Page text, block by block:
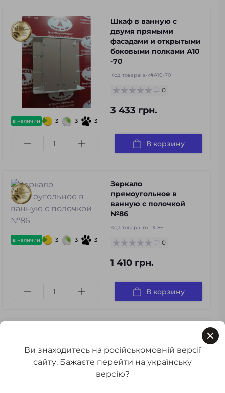
в наличии 3 3 3
Шкаф в ванную с
двумя прямыми
фасадами и открытыми
боковыми полками А10
-70
Код товара: s-k#А10-70
0
3 433 грн.
В корзину
в наличии 3 3 3
Зеркало
прямоугольное в
ванную с полочкой
№86
Код товара: m-r# 86
0
1 410 грн.
В корзину
Ви знаходитесь на російськомовній версії
сайту. Бажаєте перейти на українську
версію?